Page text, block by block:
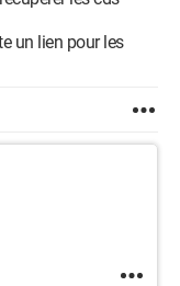
un lien pour les